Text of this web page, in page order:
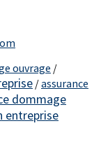
ouvrage /
/assurance
dommage
entreprise